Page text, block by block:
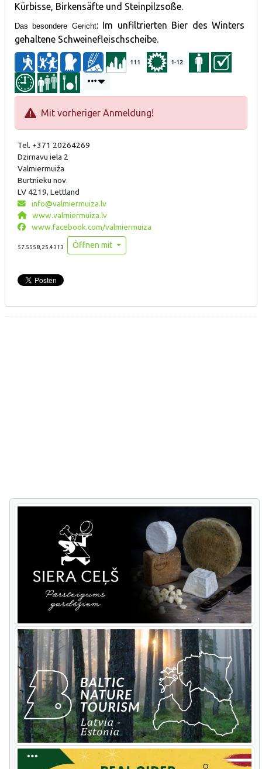
Kürbisse, Birkensäfte und Steinpilzsoße.
Das besondere Gericht: Im unfiltrierten Bier des Winters
gehaltene Schweinefleischscheibe.
111 1-12
Mit vorheriger Anmeldung!
Tel. +371 20264269
Dzirnavu iela 2
Valmiermuiža
Burtnieku nov.
LV 4219, Lettland
info@valmiermuiza.lv
www.valmiermuiza.lv
www.facebook.com/valmiermuiza
57.5558,25.4313 Öffnen mit